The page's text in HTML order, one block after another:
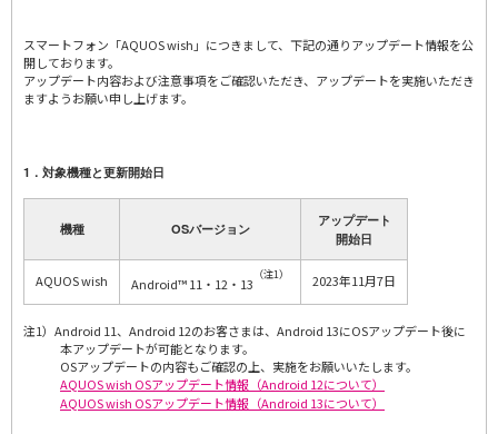
スマートフォン「AQUOS wish」につきまして、下記の通りアップデート情報を公
開しております。
アップデート内容および注意事項をご確認いただき、アップデートを実施いただき
ますようお願い申し上げます。
1．対象機種と更新開始日
機種 OSバージョン
アップデート
開始日
AQUOS wish Android™ 11・12・13
（注1） 2023年11月7日
注1）Android 11、Android 12のお客さまは、Android 13にOSアップデート後に
本アップデートが可能となります。
OSアップデートの内容もご確認の上、実施をお願いいたします。
AQUOS wish OSアップデート情報（Android 12について）
AQUOS wish OSアップデート情報（Android 13について）